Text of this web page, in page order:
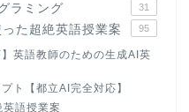
ラミング 31
た超絶英語授業案 95
】英語教師のための生成AI英
ト【都立AI完全対応】
語授業案